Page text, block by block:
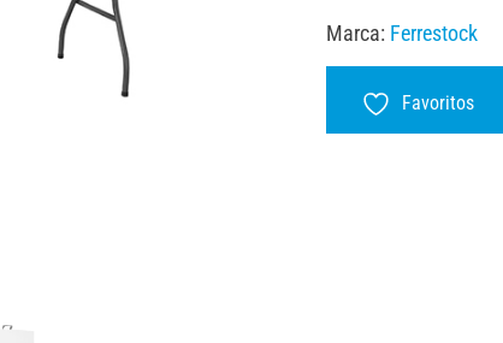
Marca: Ferrestock
Favoritos